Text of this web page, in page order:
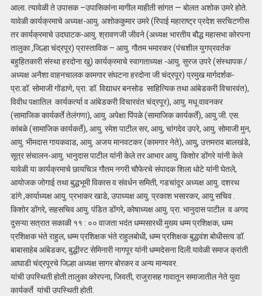
आला. त्यावेळी ते उपासक –उपासिकांना मागील माहीती सांगत — बोलत अशोक उमरे होते.
यावेळी कार्यक्रमाचे अध्यक्ष-आयु. अशोककुमार उमरे (रिपाई महाराष्ट्र प्रदेश सरचिटणीस
तर कार्यक्रमाचे उदघाटक-आयु. श्रावणजी जीवने (अध्यक्ष भारतीय बौद्ध महासभा कोरपना
तालुका ,जिल्हा चंद्रपूर) प्रास्ताविक – आयु. गौतम भमारकर (पंचशील युगप्रवर्तक
बहुहितकारी संस्था हरदोना खु) कार्यक्रमाचे स्वागताध्यक्ष -आयु. सुरज उपरे (संस्थापक /
अध्यक्ष अनैशा वाहनचालक कामगार संघटना हरदोना जी चंद्रपूर) प्रमुख मार्गदर्शक-
प्रा.डॉ. सोमाजी गोंडाणे, प्रा. डॉ. विद्याधर बनसोड साहित्यिक तथा आंबेडकरी विचारवंत),
विवीध पक्षातिल कार्यकर्त्या व आंबेडकरी विचारवंत चंद्रपूर), आयु. मधू वावनकर
(सामाजिक कार्यकर्ते तेलंगणा), आयु. अपेक्षा पिंपळे (सामाजिक कार्यकर्ते), आयु.जी. एस.
कांबळे (सामाजिक कार्यकर्ते), आयु. रमेश पाटील सर, आयु, चांगदेव उपरे, आयु. सोमाजी मुन,
आयु. भीमदास गायकवाड, आयु. अजय मानवटकर (कामगार नेते), आयु, उत्तमराव बालखंडे,
सूत्र संचालन-आयु. भानुदास पाटील यांनी केले तर आभार आयु. किशोर डोंगरे यांनी केले
यावेळी या कार्यक्रमाचे छायचिञ गौतम नगरी चौफेरचे संपादक शिला धोटे यांनी घेतले,
आयोजक जोगाई तथा बुद्धभूमी विकास व संवर्धन समिती, गडचांदूर अध्यक्ष आयु. दशरथ
डांगे ,कार्याध्यक्ष आयु. प्रभाकर खाडे, उपाध्यक्ष आयु. प्रकाश भसारकर, आयु सचिव .
किशोर डोंगरे, सहसचिव आयु. पंडित डोंगरे, कोषाध्यक्ष आयु. प्रा. भानुदास पाटील व अगद
दुसऱ्या सत्रात सकाळी ११ : ०० वाजता भदंत धम्मसारथी मुख्य धम्म प्रशिक्षक, धम्म
प्रशिक्षक भंते राहुल, धम्म प्रशिक्षक भंते राहुलबोधी, धम्म प्रशिक्षक बुद्धवंश बोधीसत्व डॉ.
बाबासाहेब आंबेडकर, बुद्धीस्ट सेमिनारी नागपूर यांनी धम्मदेसना दिली.यावेळी समाज क्रांती
आघाडी चंद्रपूरचे जिल्हा अध्यक्ष सागर बोरकर व अन्य मान्यवर.
यांची उपस्थिती होती.तालुका कोरपना, जिवती, राजुरासह गावातून समाजातील नेते युवा
कार्यकर्ते यांची उपस्थिती होती.